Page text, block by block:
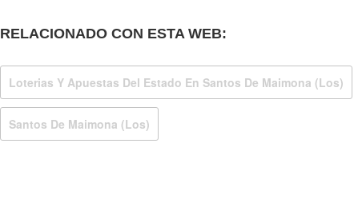
RELACIONADO CON ESTA WEB:
Loterias Y Apuestas Del Estado En Santos De Maimona (Los)
Santos De Maimona (Los)